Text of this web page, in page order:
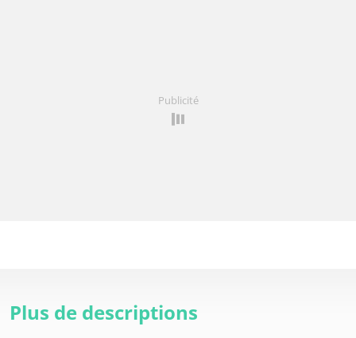
Publicité
Plus de descriptions